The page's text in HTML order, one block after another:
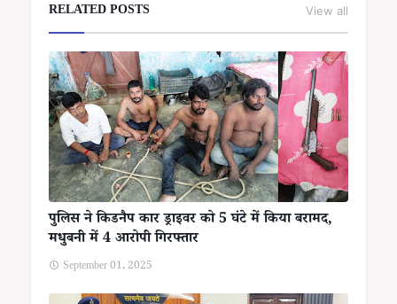
RELATED POSTS View all
पुलिस ने किडनैप कार ड्राइवर को 5 घंटे में किया बरामद,
मधुबनी में 4 आरोपी गिरफ्तार
September 01, 2025